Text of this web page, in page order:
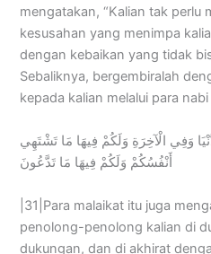
mengatakan, “Kalian tak perlu
kesusahan yang menimpa
dengan kebaikan yang tidak
Sebaliknya, bergembiralah
kepada kalian melalui para nabi
وَفِي الْآخِرَةِ وَلَكُمْ فِيهَا مَا تَشْتَهِي
أَنْفُسُكُمْ وَلَكُمْ فِيهَا مَا تَدَّعُونَ
|31|Para malaikat itu juga
penolong-penolong kalian di
dukungan, dan di akhirat